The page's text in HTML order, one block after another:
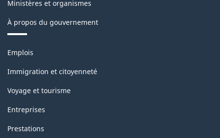
Ministères et organismes
À propos du gouvernement
Thèmes
sujets
Emplois
Immigration et citoyenneté
Voyage et tourisme
Entreprises
Prestations